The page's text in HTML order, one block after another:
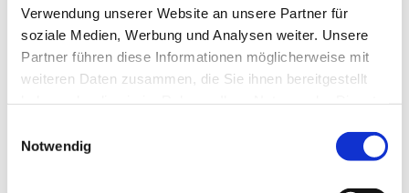
Verwendung unserer Website an unsere Partner für
soziale Medien, Werbung und Analysen weiter. Unsere
Partner führen diese Informationen möglicherweise mit
weiteren Daten zusammen, die Sie ihnen bereitgestellt
Notwendig
Dies könnte Sie auch
interessieren